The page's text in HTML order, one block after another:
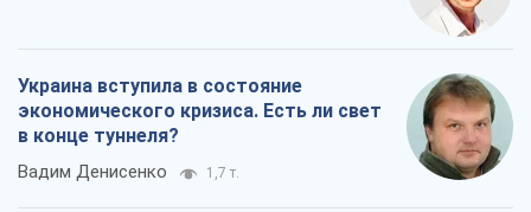
Украина вступила в состояние
экономического кризиса. Есть ли свет
в конце туннеля?
Вадим Денисенко 1,7 т.